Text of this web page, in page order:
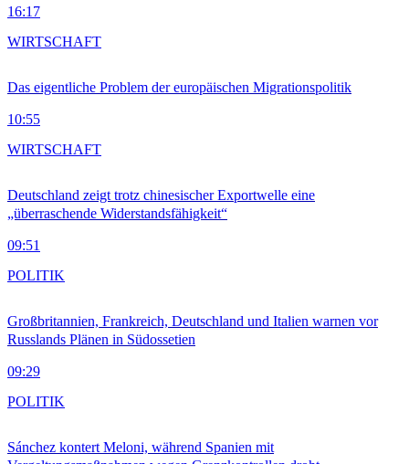
16:17
Das eigentliche Problem der europäischen Migrationspolitik
10:55
WIRTSCHAFT
Deutschland zeigt trotz chinesischer Exportwelle eine
„überraschende Widerstandsfähigkeit“
09:51
WIRTSCHAFT
Großbritannien, Frankreich, Deutschland und Italien warnen vor
Russlands Plänen in Südossetien
09:29
POLITIK
Sánchez kontert Meloni, während Spanien mit
POLITIK